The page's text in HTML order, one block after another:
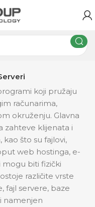
koji pružaju
računarima,
okruženju. Glavna
zahteve klijenata i
što su fajlovi,
web hostinga, e-
mogu biti fizički
različite vrste
fajl servere, baze
namenjen